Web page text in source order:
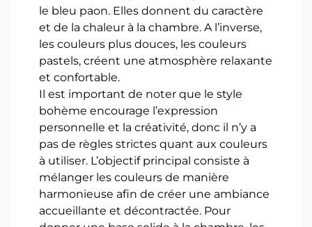
le bleu paon. Elles donnent du caractère
et de la chaleur à la chambre. A l’inverse,
les couleurs plus douces, les couleurs
pastels, créent une atmosphère relaxante
et confortable.
Il est important de noter que le style
bohème encourage l’expression
personnelle et la créativité, donc il n’y a
pas de règles strictes quant aux couleurs
à utiliser. L’objectif principal consiste à
mélanger les couleurs de manière
harmonieuse afin de créer une ambiance
accueillante et décontractée. Pour